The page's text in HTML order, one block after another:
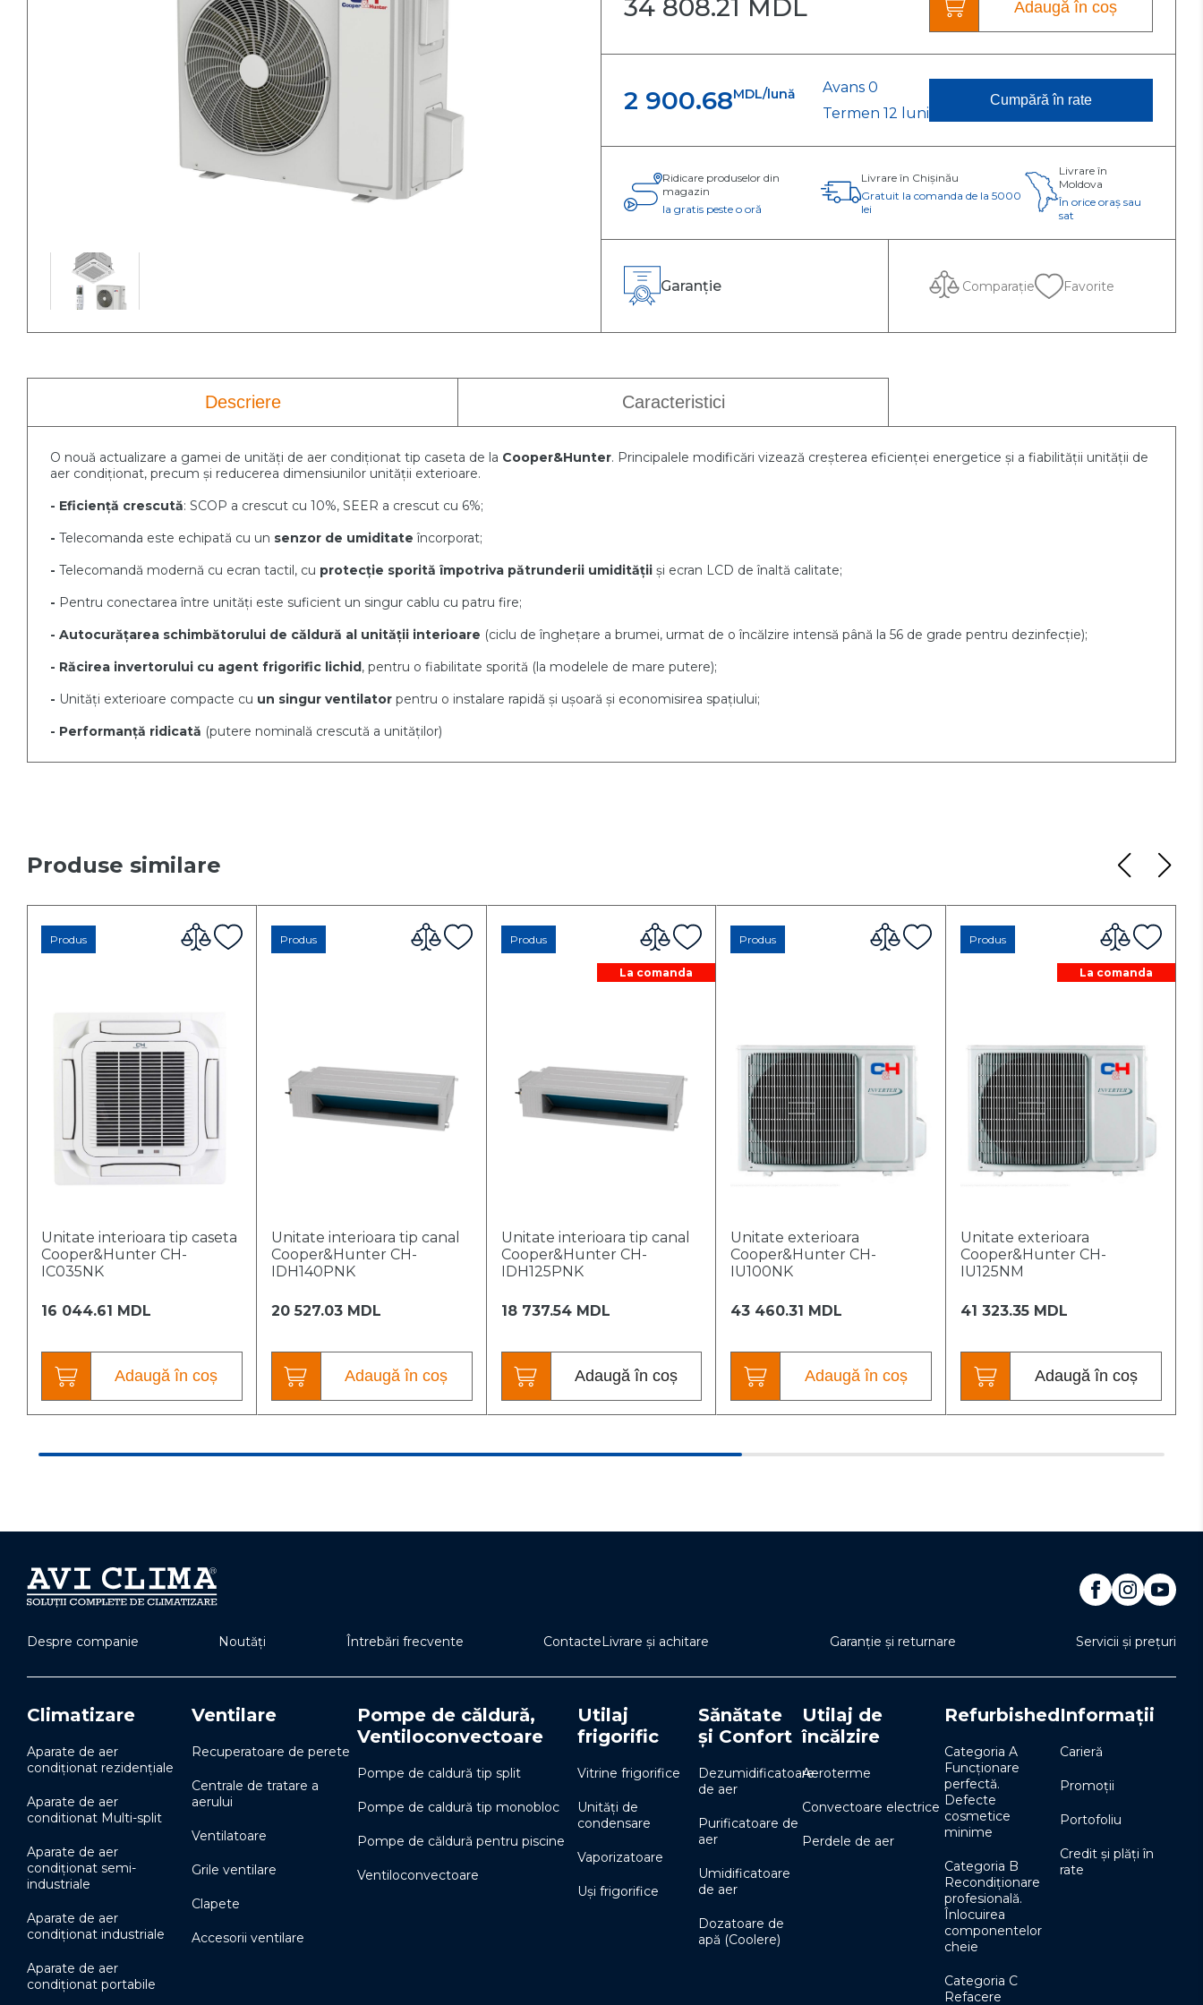
tip pardoseală-tavan
tip consolă
Ventiloconvectoare
de perete
Categoria C
Reparație complexă
34 808.21 MDL Adaugă în coș
2 900.68MDL/lună
Avans 0
Termen 12 luni
Cumpără în rate
Ridicare produselor din
magazin
Ia gratis peste o oră
Livrare în Chișinău
Gratuit la comanda de la 5000
lei
Livrare în
Moldova
În orice oraș sau
sat
Garanție Comparație Favorite
Descriere Caracteristici
O nouă actualizare a gamei de unități de aer condiționat tip caseta de la Cooper&Hunter. Principalele modificări vizează creșterea eficienței energetice și a fiabilității unității de
aer condiționat, precum și reducerea dimensiunilor unității exterioare.
- Eficiență crescută: SCOP a crescut cu 10%, SEER a crescut cu 6%;
- Telecomanda este echipată cu un senzor de umiditate încorporat;
- Telecomandă modernă cu ecran tactil, cu protecție sporită împotriva pătrunderii umidității și ecran LCD de înaltă calitate;
- Pentru conectarea între unități este suficient un singur cablu cu patru fire;
- Autocurățarea schimbătorului de căldură al unității interioare (ciclu de înghețare a brumei, urmat de o încălzire intensă până la 56 de grade pentru dezinfecție);
- Răcirea invertorului cu agent frigorific lichid, pentru o fiabilitate sporită (la modelele de mare putere);
- Unități exterioare compacte cu un singur ventilator pentru o instalare rapidă și ușoară și economisirea spațiului;
- Performanță ridicată (putere nominală crescută a unităților)
Produse similare
Produs
Unitate interioara tip caseta
Cooper&Hunter CH-
IC035NK
16 044.61 MDL
Adaugă în coș
Produs
Unitate interioara tip canal
Cooper&Hunter CH-
IDH140PNK
20 527.03 MDL
Adaugă în coș
La comanda
Produs
Unitate interioara tip canal
Cooper&Hunter CH-
IDH125PNK
18 737.54 MDL
Adaugă în coș
Produs
Unitate exterioara
Cooper&Hunter CH-
IU100NK
43 460.31 MDL
Adaugă în coș
La comanda
Produs
Unitate exterioara
Cooper&Hunter CH-
IU125NM
41 323.35 MDL
Adaugă în coș
Despre companie Noutăți Întrebări frecvente ContacteLivrare și achitare Garanție și returnare Servicii și prețuri
Climatizare
Aparate de aer
condiționat rezidențiale
Aparate de aer
conditionat Multi-split
Aparate de aer
condiționat semi-
industriale
Aparate de aer
condiționat industriale
Aparate de aer
condiționat portabile
Ventilare
Recuperatoare de perete
Centrale de tratare a
aerului
Ventilatoare
Grile ventilare
Clapete
Accesorii ventilare
Pompe de căldură,
Ventiloconvectoare
Pompe de caldură tip split
Pompe de caldură tip monobloc
Pompe de căldură pentru piscine
Ventiloconvectoare
Utilaj
frigorific
Vitrine frigorifice
Unități de
condensare
Vaporizatoare
Uși frigorifice
Sănătate
și Confort
Dezumidificatoare
de aer
Purificatoare de
aer
Umidificatoare
de aer
Dozatoare de
apă (Coolere)
Utilaj de
încălzire
Aeroterme
Convectoare electrice
Perdele de aer
Refurbished
Categoria A
Funcționare
perfectă.
Defecte
cosmetice
minime
Categoria B
Recondiționare
profesională.
Înlocuirea
componentelor
cheie
Categoria C
Refacere
Informații
Carieră
Promoții
Portofoliu
Credit și plăți în
rate